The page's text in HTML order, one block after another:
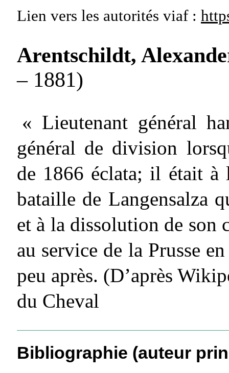
Lien vers les autorités viaf :
Arentschildt,
– 1881)
« Lieutenant général
général de division
de 1866 éclata; il était à
bataille de Langensalza
et à la dissolution de son
au service de la Prusse
peu après. (D’après
du Cheval
Bibliographie (auteur